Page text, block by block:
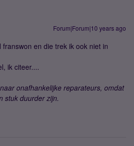
Forum|Forum|10 years ago
en die trek ik ook niet in
ik citeer....
onafhankelijke reparateurs, omdat
stuk duurder zijn.